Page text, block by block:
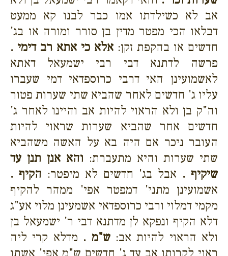
אב לא כשילדתו אמו כבר לבנו קא ממעט
דבלאו הכי מפטר מדין בן סורר ומורה או בג'
חדשים או בהקפת זקן: אלא כי אתא רב דימי .
פרשה לדתנא דבי רבי ישמעאל דאתא
לאשמועינן האי דרבי כרוספדאי דמי שעברו
עליו ג' חדשים לאחר שהביא שתי שערות פטור
וה"ק בן ולא הראוי להיות אב והיינו לאחר ג'
חדשים אחר שהביא שערות שראוי להיות
העובר ניכר אם היה בא על האשה משהביא
שתי שערות והיא מתעברת: והא אנן תנן עד
שיקיף . אבל בג' חדשים לא מיפטר: הקיף .
אשמועינן מתני' דמפטר אפי' ממהר להקיף
מקמי דמלוי ורבי כרוספדאי אשמעינן מלוי אע"ג
דלא הקיף ונפקא לן מדתנא דבי ר' ישמעאל בן
ולא הראוי להיות אב:ש"מ . מדלא קרי ליה